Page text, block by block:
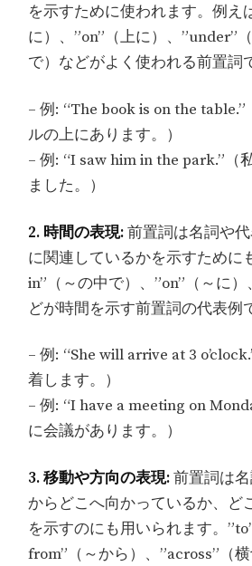
を示すために使われます。例え
に）、”on”（上に）、”under”
で）などがよく使われる前置詞
– 例: “The book is on the
ルの上にあります。）
– 例: “I saw him in the park.”（
ました。）
2. 時間の表現:前置詞は名詞や
に関連しているかを示すために
in”（～の中で）、”on”（～に
どが時間を示す前置詞の代表例
– 例: “She will arrive at 3
着します。）
– 例: “I have a meeting on
に会議があります。）
3. 移動や方向の表現:前置詞は
からどこへ向かっているか、ど
を示すのにも用いられます。
from”（～から）、”across”（